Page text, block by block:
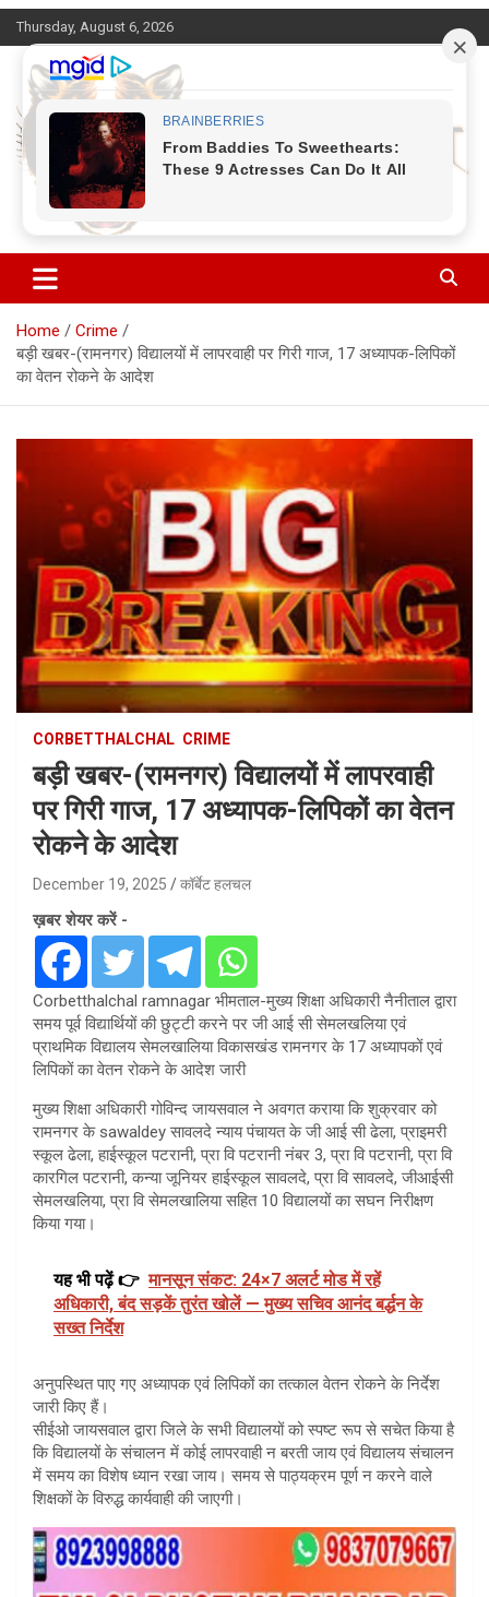
Skip
to
content
Thursday, August 6, 2026
Corbett Halchal (कॉर्बेट हलचल)
Home
Crime
बड़ी खबर-(रामनगर) विद्यालयों में लापरवाही पर गिरी गाज, 17 अध्यापक-लिपिकों
का वेतन रोकने के आदेश
CORBETTHALCHAL CRIME
बड़ी खबर-(रामनगर) विद्यालयों में लापरवाही
पर गिरी गाज, 17 अध्यापक-लिपिकों का वेतन
रोकने के आदेश
December 19, 2025 कॉर्बेट हलचल
ख़बर शेयर करें -
Corbetthalchal ramnagar भीमताल-मुख्य शिक्षा अधिकारी नैनीताल द्वारा
समय पूर्व विद्यार्थियों की छुट्टी करने पर जी आई सी सेमलखलिया एवं
प्राथमिक विद्यालय सेमलखालिया विकासखंड रामनगर के 17 अध्यापकों एवं
लिपिकों का वेतन रोकने के आदेश जारी
मुख्य शिक्षा अधिकारी गोविन्द जायसवाल ने अवगत कराया कि शुक्रवार को
रामनगर के sawaldey सावलदे न्याय पंचायत के जी आई सी ढेला, प्राइमरी
स्कूल ढेला, हाईस्कूल पटरानी, प्रा वि पटरानी नंबर 3, प्रा वि पटरानी, प्रा वि
कारगिल पटरानी, कन्या जूनियर हाईस्कूल सावलदे, प्रा वि सावलदे, जीआईसी
सेमलखलिया, प्रा वि सेमलखालिया सहित 10 विद्यालयों का सघन निरीक्षण
किया गया।
यह भी पढ़ें 👉 मानसून संकट: 24×7 अलर्ट मोड में रहें
अधिकारी, बंद सड़कें तुरंत खोलें — मुख्य सचिव आनंद बर्द्धन के
सख्त निर्देश
अनुपस्थित पाए गए अध्यापक एवं लिपिकों का तत्काल वेतन रोकने के निर्देश
जारी किए हैं।
सीईओ जायसवाल द्वारा जिले के सभी विद्यालयों को स्पष्ट रूप से सचेत किया है
कि विद्यालयों के संचालन में कोई लापरवाही न बरती जाय एवं विद्यालय संचालन
में समय का विशेष ध्यान रखा जाय। समय से पाठ्यक्रम पूर्ण न करने वाले
शिक्षकों के विरुद्ध कार्यवाही की जाएगी।